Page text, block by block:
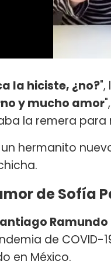
la hiciste, ¿no?
y mucho amor
la remera
hermanito
de Sofía
de COVID-
en México.